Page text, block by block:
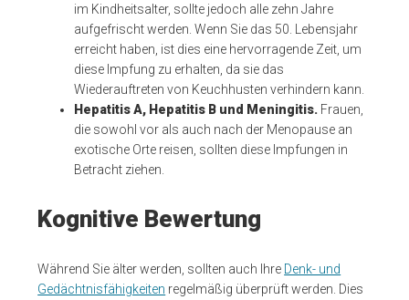
im Kindheitsalter, sollte jedoch alle zehn Jahre
aufgefrischt werden. Wenn Sie das 50. Lebensjahr
erreicht haben, ist dies eine hervorragende Zeit, um
diese Impfung zu erhalten, da sie das
Wiederauftreten von Keuchhusten verhindern kann.
Hepatitis A, Hepatitis B und Meningitis. Frauen,
die sowohl vor als auch nach der Menopause an
exotische Orte reisen, sollten diese Impfungen in
Betracht ziehen.
Kognitive Bewertung
Während Sie älter werden, sollten auch Ihre Denk- und
Gedächtnisfähigkeiten regelmäßig überprüft werden. Dies